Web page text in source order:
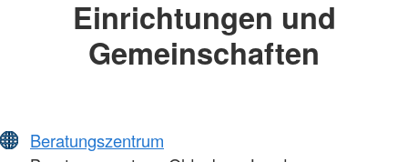
Einrichtungen und
Gemeinschaften
Beratungszentrum